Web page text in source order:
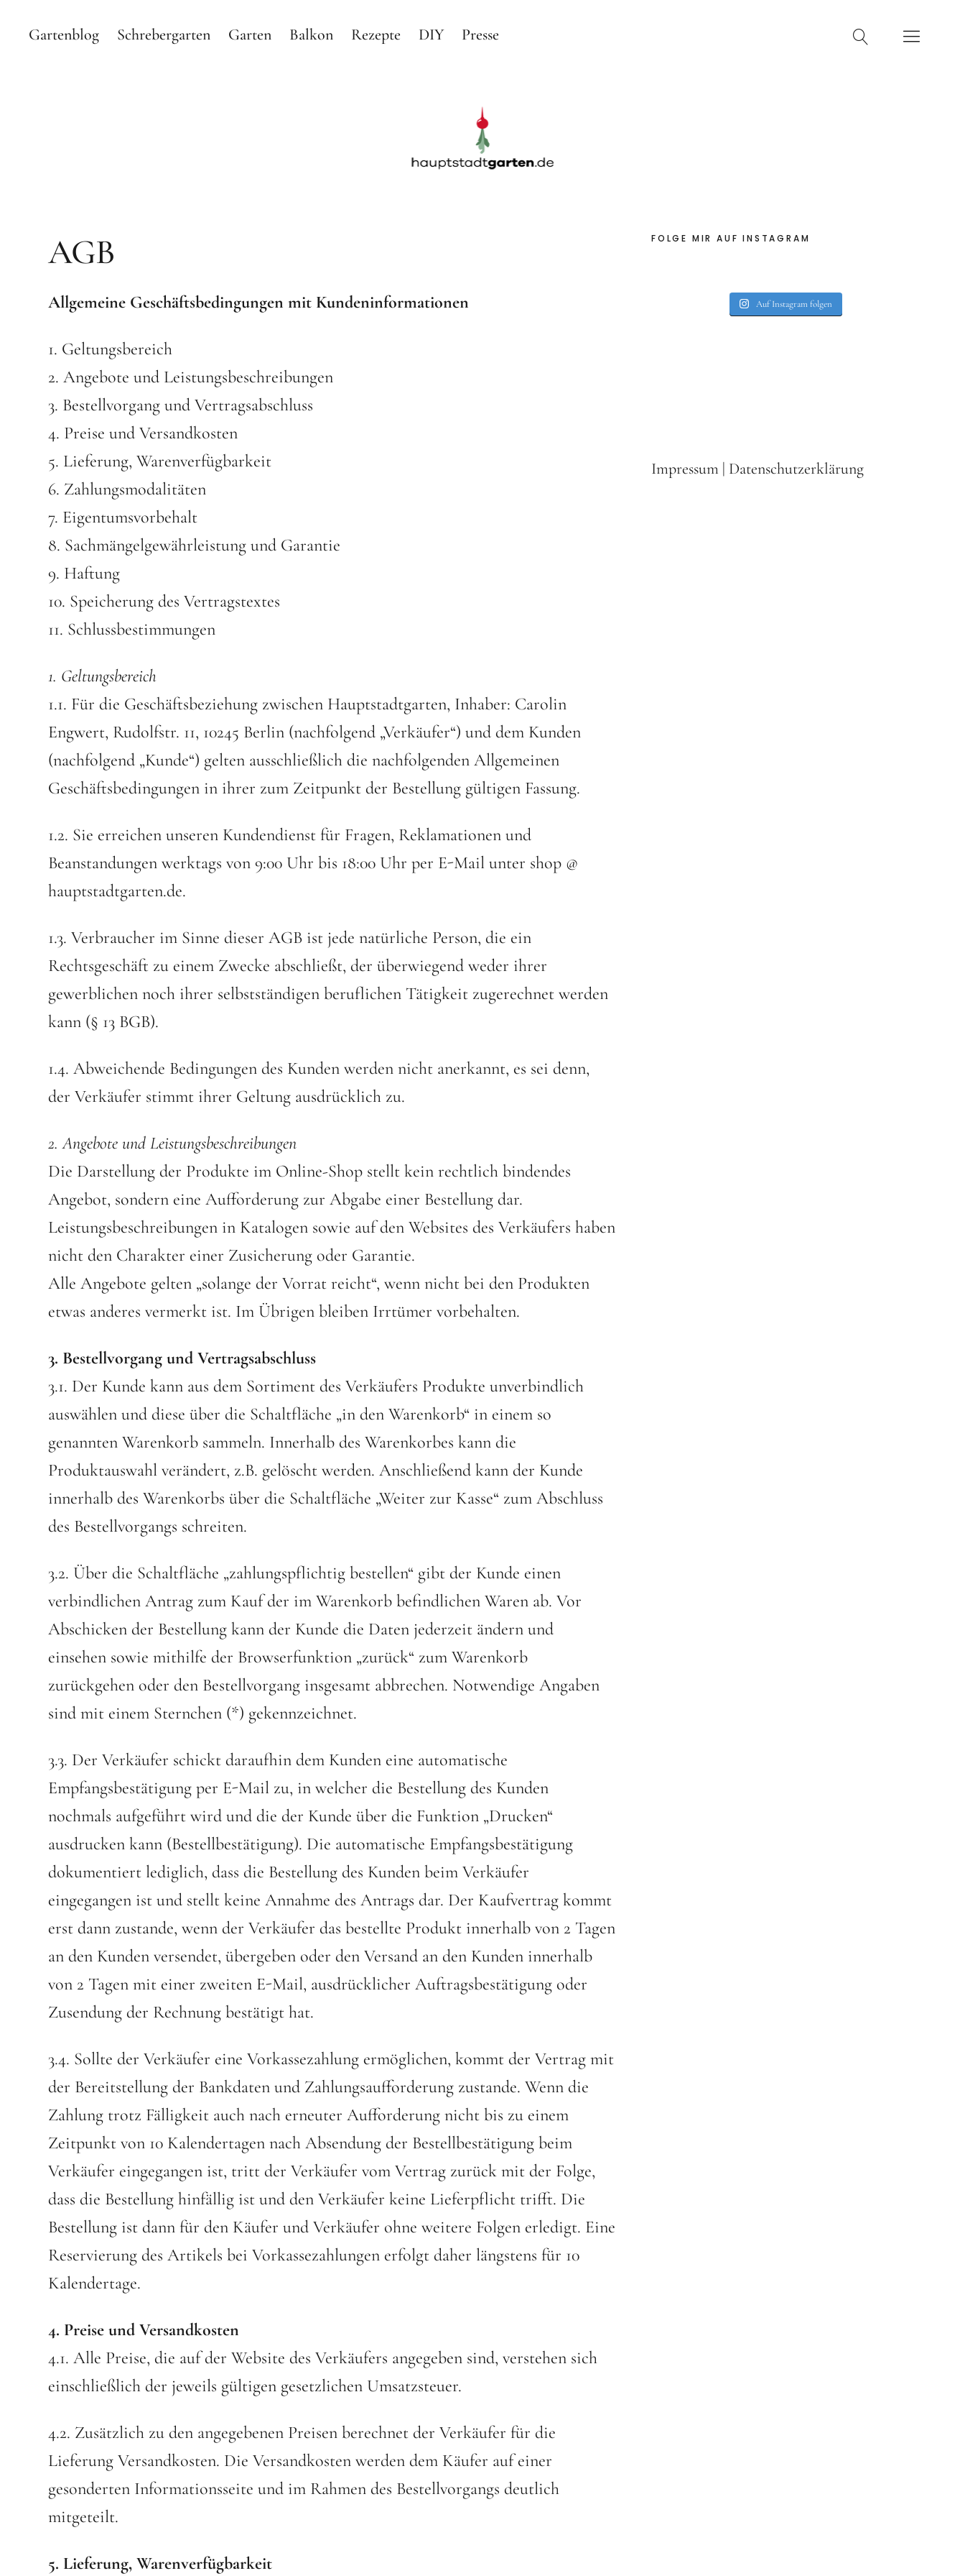
Gartenblog Schrebergarten Garten Balkon Rezepte DIY Presse
AGB
Allgemeine Geschäftsbedingungen mit Kundeninformationen
1. Geltungsbereich
2. Angebote und Leistungsbeschreibungen
3. Bestellvorgang und Vertragsabschluss
4. Preise und Versandkosten
5. Lieferung, Warenverfügbarkeit
6. Zahlungsmodalitäten
7. Eigentumsvorbehalt
8. Sachmängelgewährleistung und Garantie
9. Haftung
10. Speicherung des Vertragstextes
11. Schlussbestimmungen
1. Geltungsbereich
1.1. Für die Geschäftsbeziehung zwischen Hauptstadtgarten, Inhaber: Carolin
Engwert, Rudolfstr. 11, 10245 Berlin (nachfolgend „Verkäufer“) und dem Kunden
(nachfolgend „Kunde“) gelten ausschließlich die nachfolgenden Allgemeinen
Geschäftsbedingungen in ihrer zum Zeitpunkt der Bestellung gültigen Fassung.
1.2. Sie erreichen unseren Kundendienst für Fragen, Reklamationen und
Beanstandungen werktags von 9:00 Uhr bis 18:00 Uhr per E-Mail unter shop @
hauptstadtgarten.de.
1.3. Verbraucher im Sinne dieser AGB ist jede natürliche Person, die ein
Rechtsgeschäft zu einem Zwecke abschließt, der überwiegend weder ihrer
gewerblichen noch ihrer selbstständigen beruflichen Tätigkeit zugerechnet werden
kann (§ 13 BGB).
1.4. Abweichende Bedingungen des Kunden werden nicht anerkannt, es sei denn,
der Verkäufer stimmt ihrer Geltung ausdrücklich zu.
2. Angebote und Leistungsbeschreibungen
Die Darstellung der Produkte im Online-Shop stellt kein rechtlich bindendes
Angebot, sondern eine Aufforderung zur Abgabe einer Bestellung dar.
Leistungsbeschreibungen in Katalogen sowie auf den Websites des Verkäufers haben
nicht den Charakter einer Zusicherung oder Garantie.
Alle Angebote gelten „solange der Vorrat reicht“, wenn nicht bei den Produkten
etwas anderes vermerkt ist. Im Übrigen bleiben Irrtümer vorbehalten.
3. Bestellvorgang und Vertragsabschluss
3.1. Der Kunde kann aus dem Sortiment des Verkäufers Produkte unverbindlich
auswählen und diese über die Schaltfläche „in den Warenkorb“ in einem so
genannten Warenkorb sammeln. Innerhalb des Warenkorbes kann die
Produktauswahl verändert, z.B. gelöscht werden. Anschließend kann der Kunde
innerhalb des Warenkorbs über die Schaltfläche „Weiter zur Kasse“ zum Abschluss
des Bestellvorgangs schreiten.
3.2. Über die Schaltfläche „zahlungspflichtig bestellen“ gibt der Kunde einen
verbindlichen Antrag zum Kauf der im Warenkorb befindlichen Waren ab. Vor
Abschicken der Bestellung kann der Kunde die Daten jederzeit ändern und
einsehen sowie mithilfe der Browserfunktion „zurück“ zum Warenkorb
zurückgehen oder den Bestellvorgang insgesamt abbrechen. Notwendige Angaben
sind mit einem Sternchen (*) gekennzeichnet.
3.3. Der Verkäufer schickt daraufhin dem Kunden eine automatische
Empfangsbestätigung per E-Mail zu, in welcher die Bestellung des Kunden
nochmals aufgeführt wird und die der Kunde über die Funktion „Drucken“
ausdrucken kann (Bestellbestätigung). Die automatische Empfangsbestätigung
dokumentiert lediglich, dass die Bestellung des Kunden beim Verkäufer
eingegangen ist und stellt keine Annahme des Antrags dar. Der Kaufvertrag kommt
erst dann zustande, wenn der Verkäufer das bestellte Produkt innerhalb von 2 Tagen
an den Kunden versendet, übergeben oder den Versand an den Kunden innerhalb
von 2 Tagen mit einer zweiten E-Mail, ausdrücklicher Auftragsbestätigung oder
Zusendung der Rechnung bestätigt hat.
3.4. Sollte der Verkäufer eine Vorkassezahlung ermöglichen, kommt der Vertrag mit
der Bereitstellung der Bankdaten und Zahlungsaufforderung zustande. Wenn die
Zahlung trotz Fälligkeit auch nach erneuter Aufforderung nicht bis zu einem
Zeitpunkt von 10 Kalendertagen nach Absendung der Bestellbestätigung beim
Verkäufer eingegangen ist, tritt der Verkäufer vom Vertrag zurück mit der Folge,
dass die Bestellung hinfällig ist und den Verkäufer keine Lieferpflicht trifft. Die
Bestellung ist dann für den Käufer und Verkäufer ohne weitere Folgen erledigt. Eine
Reservierung des Artikels bei Vorkassezahlungen erfolgt daher längstens für 10
Kalendertage.
4. Preise und Versandkosten
4.1. Alle Preise, die auf der Website des Verkäufers angegeben sind, verstehen sich
einschließlich der jeweils gültigen gesetzlichen Umsatzsteuer.
4.2. Zusätzlich zu den angegebenen Preisen berechnet der Verkäufer für die
Lieferung Versandkosten. Die Versandkosten werden dem Käufer auf einer
gesonderten Informationsseite und im Rahmen des Bestellvorgangs deutlich
mitgeteilt.
5. Lieferung, Warenverfügbarkeit
FOLGE MIR AUF INSTAGRAM
Auf Instagram folgen
Impressum | Datenschutzerklärung